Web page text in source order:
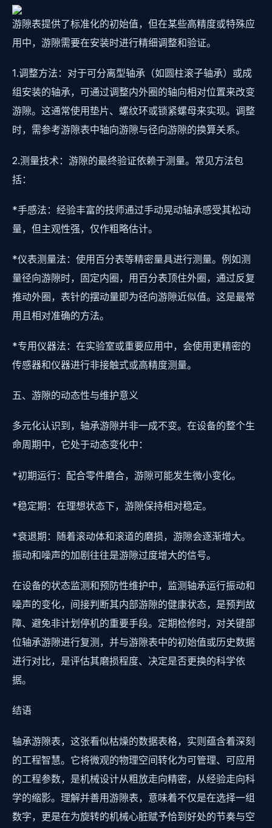
游隙表提供了标准化的初始值，但在某些高精度或特殊应
用中，游隙需要在安装时进行精细调整和验证。
1.调整方法：对于可分离型轴承（如圆柱滚子轴承）或成
组安装的轴承，可通过调整内外圈的轴向相对位置来改变
游隙。这通常使用垫片、螺纹环或锁紧螺母来实现。调整
时，需参考游隙表中轴向游隙与径向游隙的换算关系。
2.测量技术：游隙的最终验证依赖于测量。常见方法包
括：
*手感法：经验丰富的技师通过手动晃动轴承感受其松动
量，但主观性强，仅作粗略估计。
*仪表测量法：使用百分表等精密量具进行测量。例如测
量径向游隙时，固定内圈，用百分表顶住外圈，通过反复
推动外圈，表针的摆动量即为径向游隙近似值。这是最常
用且相对准确的方法。
*专用仪器法：在实验室或重要应用中，会使用更精密的
传感器和仪器进行非接触式或高精度测量。
五、游隙的动态性与维护意义
多元化认识到，轴承游隙并非一成不变。在设备的整个生
命周期中，它处于动态变化中：
*初期运行：配合零件磨合，游隙可能发生微小变化。
*稳定期：在理想状态下，游隙保持相对稳定。
*衰退期：随着滚动体和滚道的磨损，游隙会逐渐增大。
振动和噪声的加剧往往是游隙过度增大的信号。
在设备的状态监测和预防性维护中，监测轴承运行振动和
噪声的变化，间接判断其内部游隙的健康状态，是预判故
障、避免非计划停机的重要手段。定期检修时，对关键部
位轴承游隙进行复测，并与游隙表中的初始值或历史数据
进行对比，是评估其磨损程度、决定是否更换的科学依
据。
结语
轴承游隙表，这张看似枯燥的数据表格，实则蕴含着深刻
的工程智慧。它将微观的物理空间转化为可管理、可应用
的工程参数，是机械设计从粗放走向精密，从经验走向科
学的缩影。理解并善用游隙表，意味着不仅是在选择一组
数字，更是在为旋转的机械心脏赋予恰到好处的节奏与空